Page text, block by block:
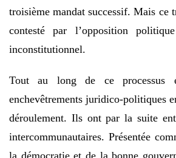
troisième mandat successif. Mais ce
contesté par l’opposition
inconstitutionnel.
Tout au long de ce processus
enchevêtrements juridico-politiques
déroulement. Ils ont par la suite
intercommunautaires. Présentée